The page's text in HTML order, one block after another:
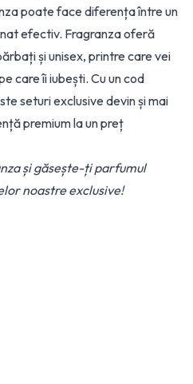
poate face diferența între un
efectiv. Fragranza oferă
și unisex, printre care vei
care îi iubești. Cu un cod
seturi exclusive devin și mai
premium la un preț
și găsește-ți parfumul
noastre exclusive!